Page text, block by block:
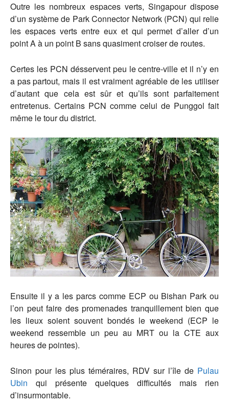
Outre les nombreux espaces verts, Singapour dispose
d’un système de Park Connector Network (PCN) qui relie
les espaces verts entre eux et qui permet d’aller d’un
point A à un point B sans quasiment croiser de routes.
Certes les PCN désservent peu le centre-ville et il n’y en
a pas partout, mais il est vraiment agréable de les utiliser
d’autant que cela est sûr et qu’ils sont parfaitement
entretenus. Certains PCN comme celui de Punggol fait
même le tour du district.
Ensuite il y a les parcs comme ECP ou Bishan Park ou
l’on peut faire des promenades tranquillement bien que
les lieux soient souvent bondés le weekend (ECP le
weekend ressemble un peu au MRT ou la CTE aux
heures de pointes).
Sinon pour les plus téméraires, RDV sur l’île de Pulau
Ubin qui présente quelques difficultés mais rien
d’insurmontable.